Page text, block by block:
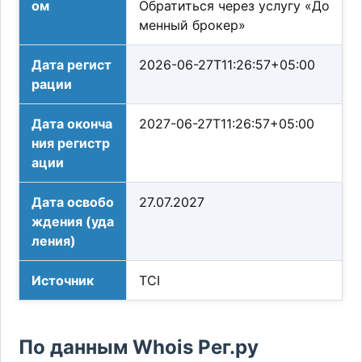
ом
Обратиться через услугу «До
менный брокер»
Дата регист
рации
2026-06-27T11:26:57+05:00
Дата оконча
ния регистр
ации
2027-06-27T11:26:57+05:00
Дата освобо
ждения (уда
ления)
27.07.2027
Источник TCI
По данным Whois Рег.ру